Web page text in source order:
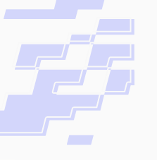
Palavra
chave